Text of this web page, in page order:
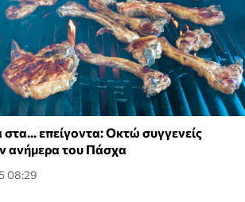
επείγοντα: Οκτώ συγγενείς
ανήμερα του Πάσχα
08:29